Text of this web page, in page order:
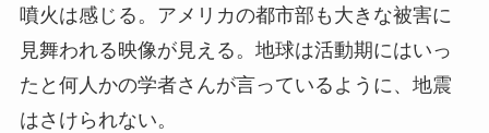
噴火は感じる。アメリカの都市部も大きな被害に
見舞われる映像が見える。地球は活動期にはいっ
たと何人かの学者さんが言っているように、地震
はさけられない。